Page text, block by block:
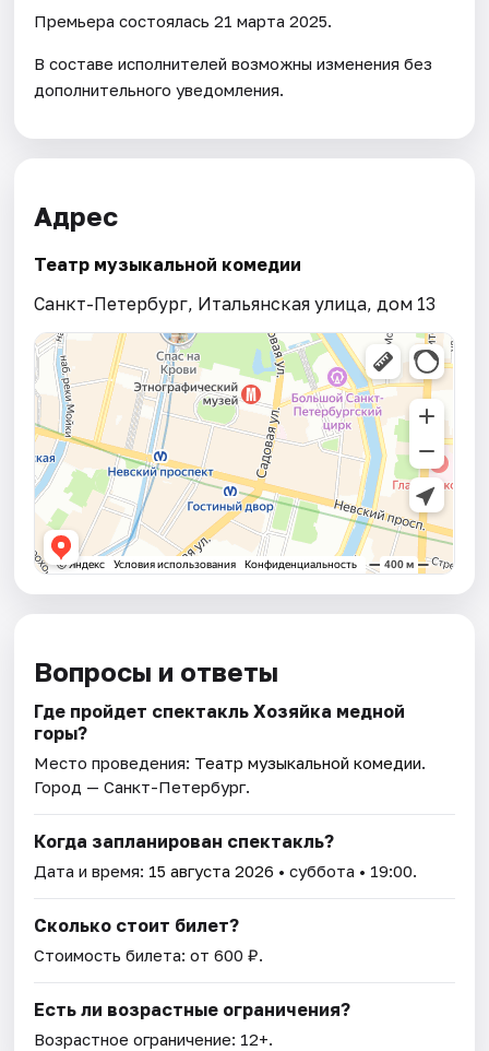
Премьера состоялась 21 марта 2025.
В составе исполнителей возможны изменения без
дополнительного уведомления.
Адрес
Театр музыкальной комедии
Санкт-Петербург, Итальянская улица, дом 13
Вопросы и ответы
Где пройдет спектакль Хозяйка медной
горы?
Место проведения: Театр музыкальной комедии.
Город — Санкт-Петербург.
Когда запланирован спектакль?
Дата и время: 15 августа 2026 • суббота • 19:00.
Сколько стоит билет?
Стоимость билета: от 600 ₽.
Есть ли возрастные ограничения?
Возрастное ограничение: 12+.